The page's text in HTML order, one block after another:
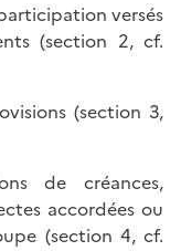
versés
(section 2, cf.
(section 3,
de créances,
accordées ou
(section 4, cf.